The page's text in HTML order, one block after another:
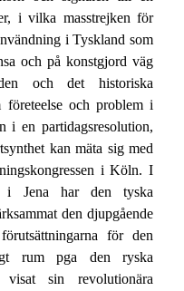
i vilka masstrejken för
i Tyskland som
och på konstgjord väg
och det historiska
företeelse och problem i
i en partidagsresolution,
kan mäta sig med
i Köln. I
i Jena har den tyska
den djupgående
för den
rum pga den ryska
sin revolutionära